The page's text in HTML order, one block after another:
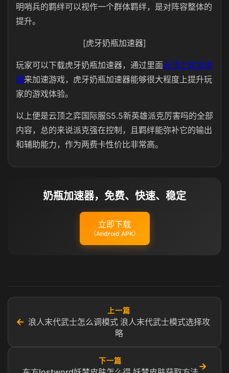
明哨兵的羁绊可以视作一个群体羁绊，是对阵容整体的
提升。
[虎牙奶瓶加速器]
玩家可以下载虎牙奶瓶加速器，通过里面云顶之弈加速
器来加速游戏，虎牙奶瓶加速器能够很大程度上提升玩
家的游戏体验。
以上便是云顶之弈国际服S5.5新英雄派克厉害吗的全部
内容，总的来说派克强在控制，且羁绊能弥补它的输出
和辅助能力，作为两费卡性价比非常高。
奶瓶加速器，免费、快速、稳定
立即下载
（Android APK）
←
上一篇
浪人末代武士怎么调模式 浪人末代武士模式选择攻
略
下一篇
→